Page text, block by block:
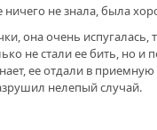
ничего не знала, была
она очень испугалась,
не стали ее бить, но и
ее отдали в
нелепый случай.